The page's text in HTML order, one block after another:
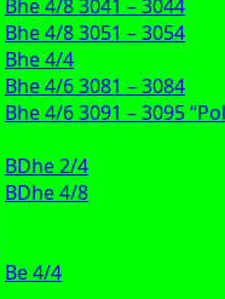
Bhe 4/8 3041 – 3044
Bhe 4/8 3051 – 3054
Bhe 4/4
Bhe 4/6 3081 – 3084
Bhe 4/6 3091 – 3095
BDhe 2/4
BDhe 4/8
Be 4/4